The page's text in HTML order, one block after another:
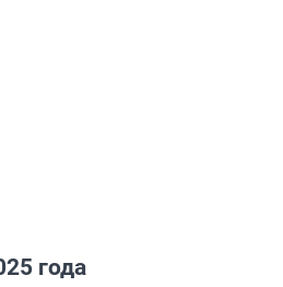
года